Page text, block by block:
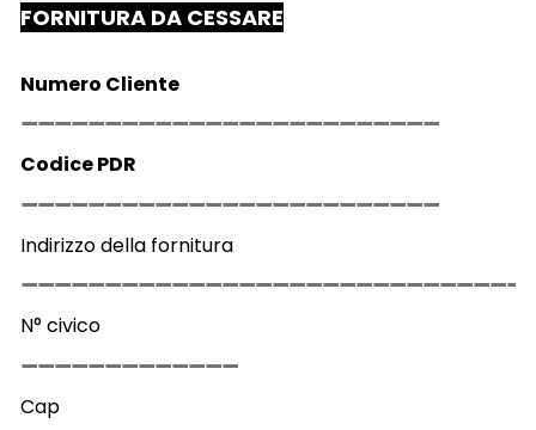
FORNITURA DA CESSARE
Numero Cliente
Codice PDR
Indirizzo della fornitura
N° civico
Cap